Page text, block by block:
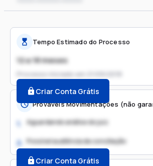
Tempo Estimado do Processo
12 a 18 meses
Processo iniciado em
Criar Conta Grátis
Prováveis Movimentações (não
1. Aguardando análise do juiz
2. Possível audiência de conciliação
Criar Conta Grátis